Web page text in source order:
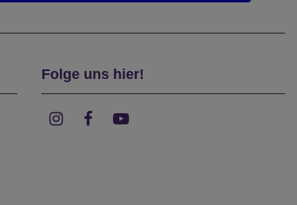
Folge uns hier!